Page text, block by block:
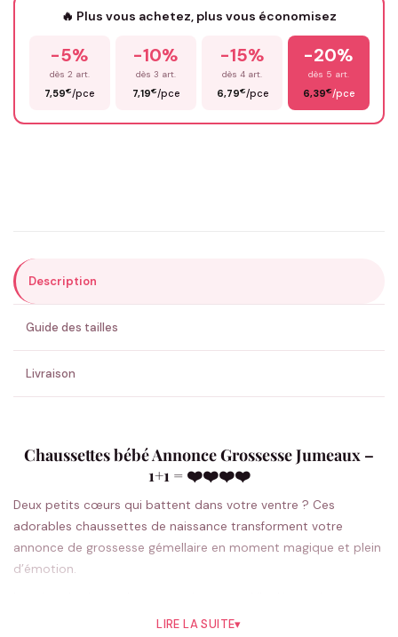
💚 Retour sous 24-48h
🔥 Plus vous achetez, plus vous économisez
-5%
dès 2 art.
7,59€/pce
-10%
dès 3 art.
7,19€/pce
-15%
dès 4 art.
6,79€/pce
-20%
dès 5 art.
6,39€/pce
Description
Guide des tailles
Livraison
Chaussettes bébé Annonce Grossesse Jumeaux –
1+1 = ❤️❤️❤️❤️
Deux petits cœurs qui battent dans votre ventre ? Ces
adorables chaussettes de naissance transforment votre
annonce de grossesse gémellaire en moment magique et plein
d’émotion.
message tendre brodé sur ces minuscules chaussettes
LIRE LA SUITE▾